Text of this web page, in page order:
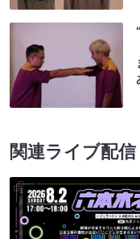
関連ライブ配信